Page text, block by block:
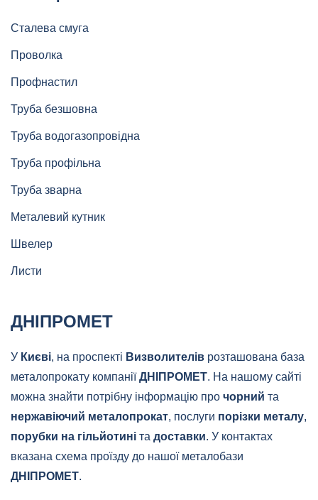
Сталева смуга
Проволка
Профнастил
Труба безшовна
Труба водогазопровідна
Труба профільна
Труба зварна
Металевий кутник
Швелер
Листи
ДНІПРОМЕТ
У Києві, на проспекті Визволителів розташована база
металопрокату компаніїДНІПРОМЕТ. На нашому сайті
можна знайти потрібну інформацію про чорний та
нержавіючий металопрокат, послуги порізки металу,
порубки на гільйотині та доставки. У контактах
вказана схема проїзду до нашої металобази
ДНІПРОМЕТ.